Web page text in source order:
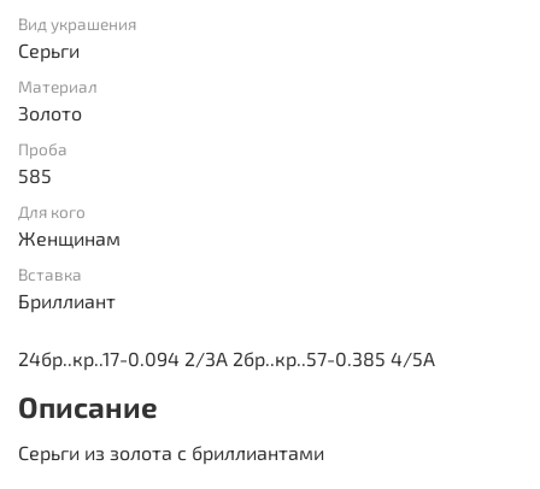
Вид украшения
Серьги
Материал
Золото
Проба
585
Для кого
Женщинам
Вставка
Бриллиант
24бр..кр..17-0.094 2/3А 2бр..кр..57-0.385 4/5А
Описание
Серьги из золота с бриллиантами